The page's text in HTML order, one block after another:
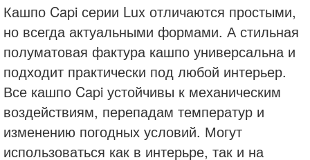
Кашпо Capi серии Lux отличаются простыми,
но всегда актуальными формами. А стильная
полуматовая фактура кашпо универсальна и
подходит практически под любой интерьер.
Все кашпо Capi устойчивы к механическим
воздействиям, перепадам температур и
изменению погодных условий. Могут
использоваться как в интерьре, так и на